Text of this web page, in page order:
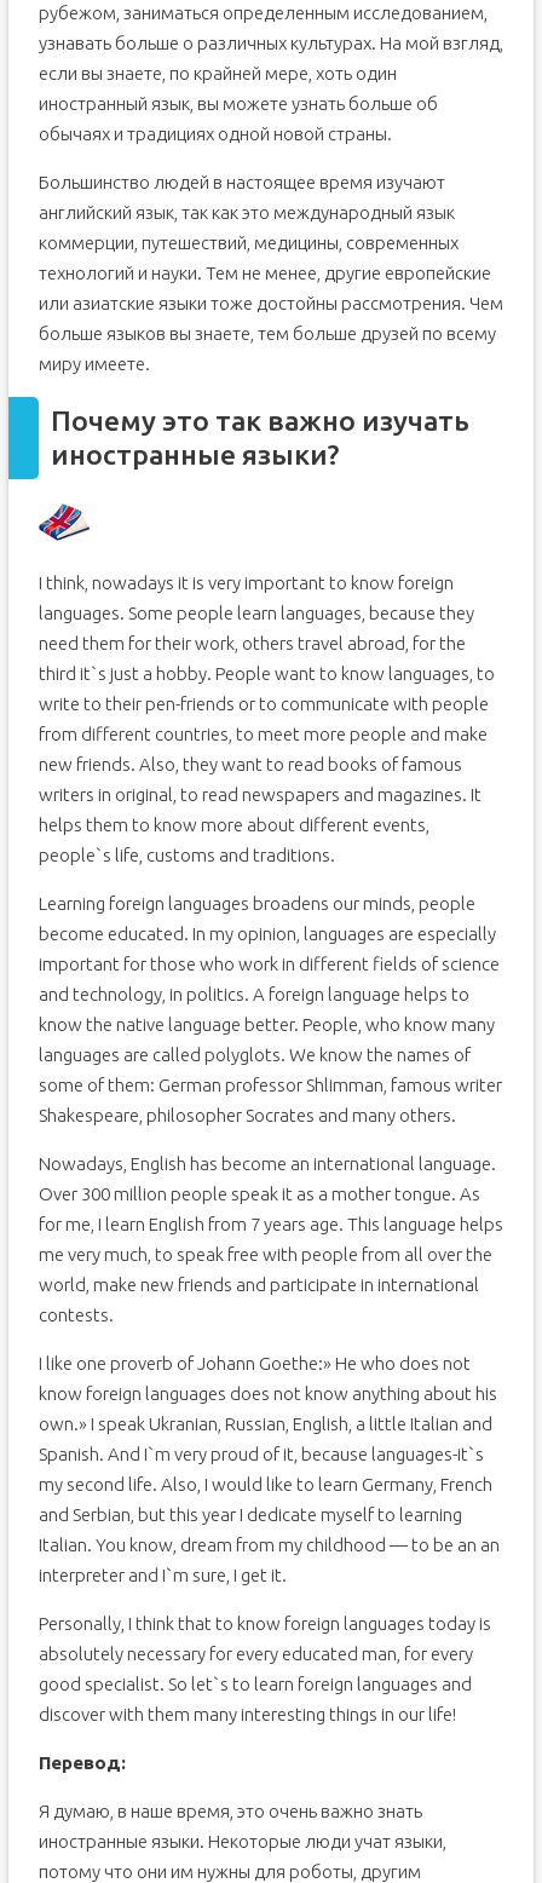
рубежом, заниматься определенным исследованием,
узнавать больше о различных культурах. На мой взгляд,
если вы знаете, по крайней мере, хоть один
иностранный язык, вы можете узнать больше об
обычаях и традициях одной новой страны.
Большинство людей в настоящее время изучают
английский язык, так как это международный язык
коммерции, путешествий, медицины, современных
технологий и науки. Тем не менее, другие европейские
или азиатские языки тоже достойны рассмотрения. Чем
больше языков вы знаете, тем больше друзей по всему
миру имеете.
Почему это так важно изучать
иностранные языки?
I think, nowadays it is very important to know foreign
languages. Some people learn languages, because they
need them for their work, others travel abroad, for the
third it`s just a hobby. People want to know languages, to
write to their pen-friends or to communicate with people
from different countries, to meet more people and make
new friends. Also, they want to read books of famous
writers in original, to read newspapers and magazines. It
helps them to know more about different events,
people`s life, customs and traditions.
Learning foreign languages broadens our minds, people
become educated. In my opinion, languages are especially
important for those who work in different fields of science
and technology, in politics. A foreign language helps to
know the native language better. People, who know many
languages are called polyglots. We know the names of
some of them: German professor Shlimman, famous writer
Shakespeare, philosopher Socrates and many others.
Nowadays, English has become an international language.
Over 300 million people speak it as a mother tongue. As
for me, I learn English from 7 years age. This language helps
me very much, to speak free with people from all over the
world, make new friends and participate in international
contests.
I like one proverb of Johann Goethe:» He who does not
know foreign languages does not know anything about his
own.» I speak Ukranian, Russian, English, a little Italian and
Spanish. And I`m very proud of it, because languages-it`s
my second life. Also, I would like to learn Germany, French
and Serbian, but this year I dedicate myself to learning
Italian. You know, dream from my childhood — to be an an
interpreter and I`m sure, I get it.
Personally, I think that to know foreign languages today is
absolutely necessary for every educated man, for every
good specialist. So let`s to learn foreign languages and
discover with them many interesting things in our life!
Перевод:
Я думаю, в наше время, это очень важно знать
иностранные языки. Некоторые люди учат языки,
потому что они им нужны для роботы, другим